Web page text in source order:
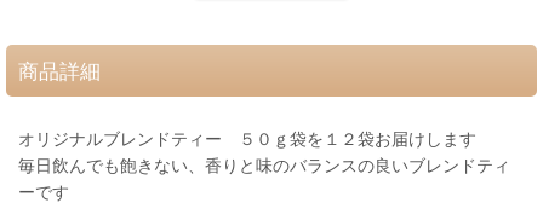
商品詳細
オリジナルブレンドティー ５０ｇ袋を１２袋お届けします
毎日飲んでも飽きない、香りと味のバランスの良いブレンドティ
ーです